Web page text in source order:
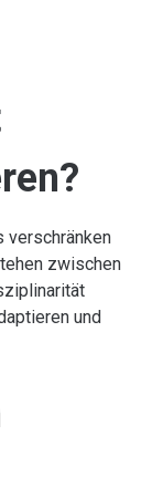
verschränken
zwischen
und